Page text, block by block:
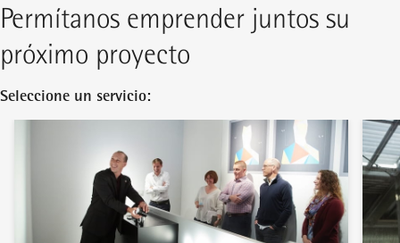
Permítanos emprender juntos su
próximo proyecto
Seleccione un servicio: